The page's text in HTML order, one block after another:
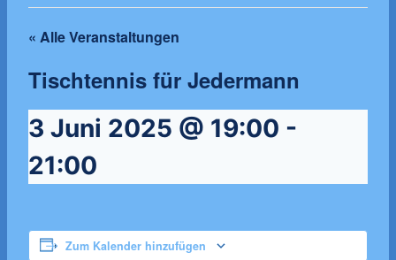
« Alle Veranstaltungen
Tischtennis für Jedermann
3 Juni 2025 @ 19:00 -
21:00
Zum Kalender hinzufügen